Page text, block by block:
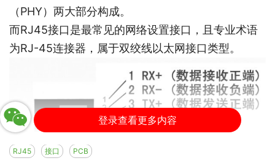
（PHY）两大部分构成。
而RJ45接口是最常见的网络设置接口，且专业术语
为RJ-45连接器，属于双绞线以太网接口类型。
登录查看更多内容
RJ45 接口 PCB